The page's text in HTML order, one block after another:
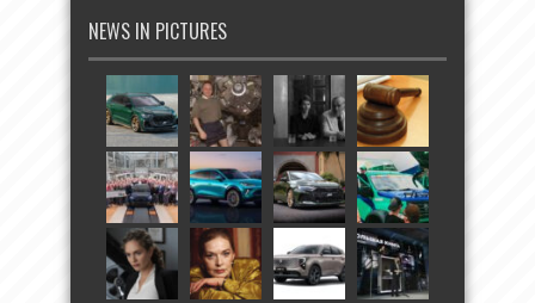
NEWS IN PICTURES